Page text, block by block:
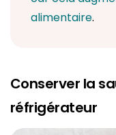
alimentaire.
Conserver la
réfrigérateur